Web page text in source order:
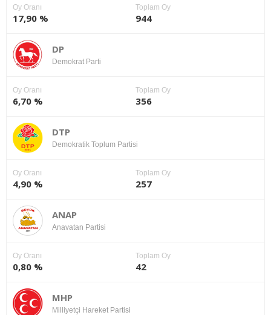
Oy Oranı
17,90 %
Toplam Oy
944
DP
Demokrat Parti
Oy Oranı
6,70 %
Toplam Oy
356
DTP
Demokratik Toplum Partisi
Oy Oranı
4,90 %
Toplam Oy
257
ANAP
Anavatan Partisi
Oy Oranı
0,80 %
Toplam Oy
42
MHP
Milliyetçi Hareket Partisi